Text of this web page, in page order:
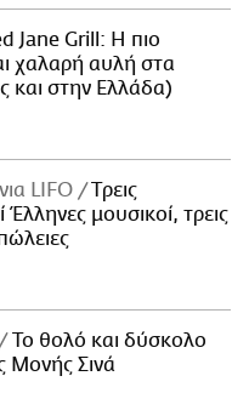
Jane Grill: Η πιο
χαλαρή αυλή στα
και στην Ελλάδα)
LIFO
Tρεις
Έλληνες μουσικοί, τρεις
Το θολό και δύσκολο
Μονής Σινά